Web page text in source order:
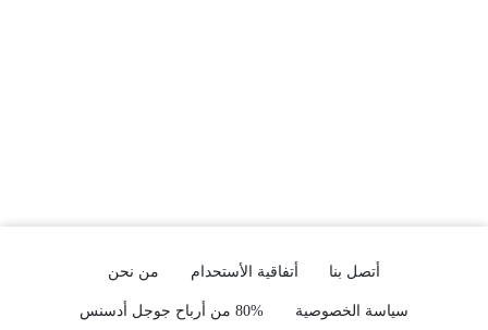
أتصل بنا أتفاقية الأستحدام من نحن
سياسة الخصوصية 80% من أرباح جوجل أدسنس